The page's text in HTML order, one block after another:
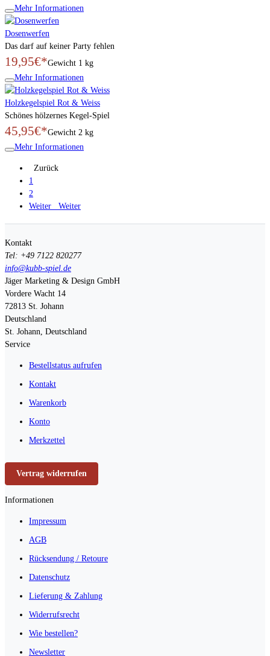
Mehr Informationen
Dosenwerfen
Das darf auf keiner Party fehlen
19,95€*Gewicht 1 kg
Mehr Informationen
Holzkegelspiel Rot & Weiss
Schönes hölzernes Kegel-Spiel
45,95€*Gewicht 2 kg
Mehr Informationen
Zurück
1
2
Weiter
Weiter
Kontakt
Tel: +49 7122 820277
info@kubb-spiel.de
Jäger Marketing & Design GmbH
Vordere Wacht 14
72813 St. Johann
Deutschland
St. Johann, Deutschland
Service
Bestellstatus aufrufen
Kontakt
Warenkorb
Konto
Merkzettel
Vertrag widerrufen
Informationen
Impressum
AGB
Rücksendung / Retoure
Datenschutz
Lieferung & Zahlung
Widerrufsrecht
Wie bestellen?
Newsletter